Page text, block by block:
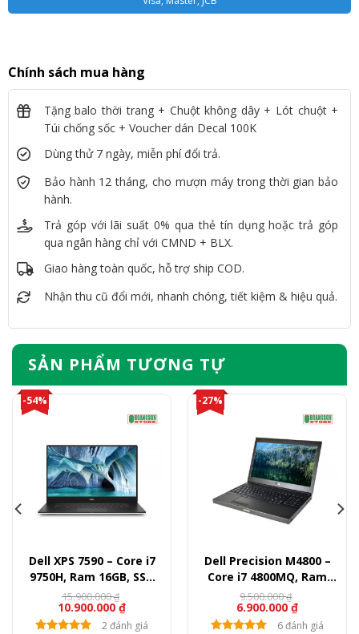
Chính sách mua hàng
Tặng balo thời trang + Chuột không dây + Lót chuột +
Túi chống sốc + Voucher dán Decal 100K
Dùng thử 7 ngày, miễn phí đổi trả.
Bảo hành 12 tháng, cho mượn máy trong thời gian bảo
hành.
Trả góp với lãi suất 0% qua thẻ tín dụng hoặc trả góp
qua ngân hàng chỉ với CMND + BLX.
Giao hàng toàn quốc, hỗ trợ ship COD.
Nhận thu cũ đổi mới, nhanh chóng, tiết kiệm & hiệu quả.
SẢN PHẨM TƯƠNG TỰ
-54%
Dell XPS 7590 – Core i7
9750H, Ram 16GB, SSD
512GB, Quadro GTX 1650,
15.6″ FullHD
10.900.000 ₫
15.900.000₫
2 đánh giá
-27%
Dell Precision M4800 –
Core i7 4800MQ, Ram
8GB, SSD 240GB, HDD
500GB, Quadro K1100M,
15.6″ FullHD
6.900.000 ₫
9.500.000₫
6 đánh giá